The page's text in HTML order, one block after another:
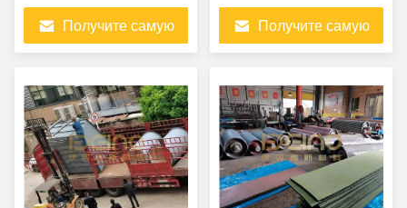
керамика
Получите самую
керамические плитки
Коррозионно-
устойчивые и
Алюминиевые
керамические изделия
для промышленных
применений
Получите самую